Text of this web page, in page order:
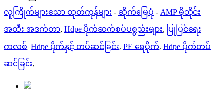
လူကြိုက်များသော ထုတ်ကုန်များ - ဆိုက်မြေပုံ - AMP မိုဘိုင်း
အထီး အဒက်တာ, Hdpe ပိုက်ဆက်စပ်ပစ္စည်းများ, ပြုပြင်ရေး
ကလစ်, Hdpe ပိုက်နှင့် တပ်ဆင်ခြင်း, PE ရေပိုက်, Hdpe ပိုက်တပ်
ဆင်ခြင်း,